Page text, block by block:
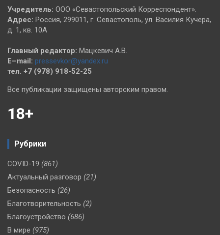
Учредитель: ООО «Севастопольский Корреспондент».
Адрес: Россия, 299011, г. Севастополь, ул. Василия Кучера,
д. 1, кв. 10А
Главный редактор: Мацкевич А.В.
E–mail: pressevkor@yandex.ru
тел. +7 (978) 918-52-25
Все публикации защищены авторским правом.
18+
Рубрики
COVID-19 (861)
Актуальный разговор (21)
Безопасность (26)
Благотворительность (2)
Благоустройство (686)
В мире (975)